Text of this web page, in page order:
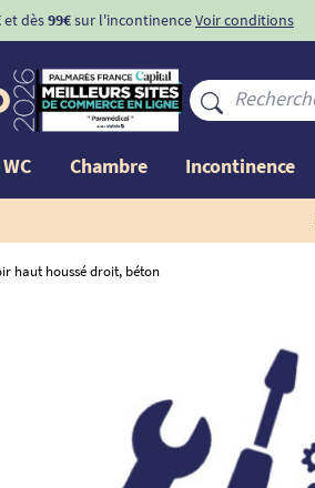
et dès99€sur l'incontinenceVoir conditions
Chambre Incontinence
haut houssé droit, béton